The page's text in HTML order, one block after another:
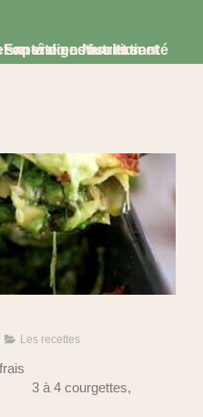
et santé féminine à Saumur, Avoine et en visio consultation
Les recettes
3 à 4 courgettes,